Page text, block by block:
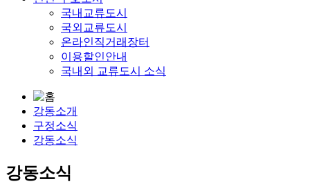
국내교류도시
국외교류도시
온라인직거래장터
이용할인안내
국내외 교류도시 소식
강동소개
구정소식
강동소식
강동소식